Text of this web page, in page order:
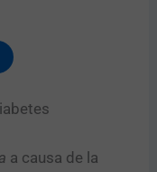
a causa de la